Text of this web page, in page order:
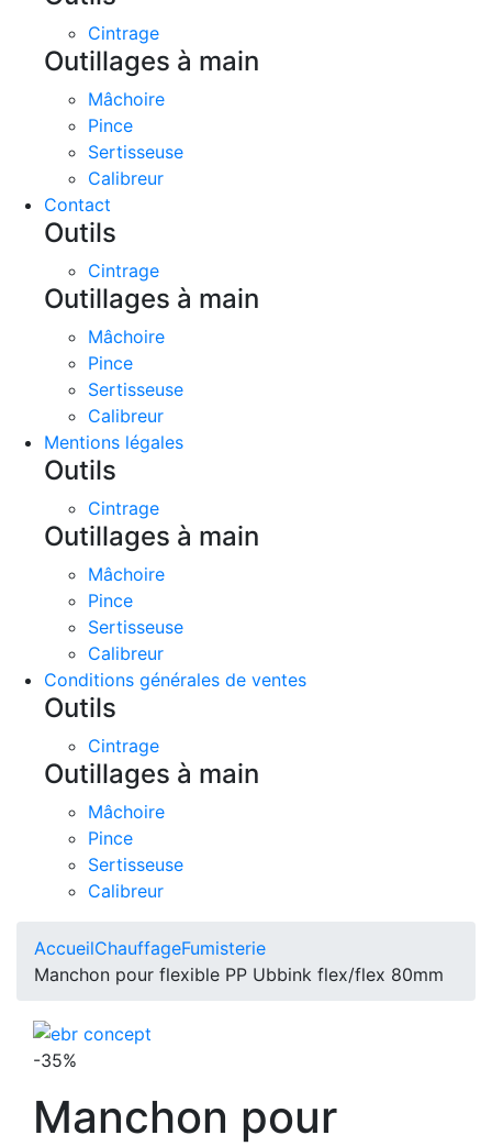
Cintrage
Outillages à main
Mâchoire
Pince
Sertisseuse
Calibreur
Contact
Outils
Cintrage
Outillages à main
Mâchoire
Pince
Sertisseuse
Calibreur
Mentions légales
Outils
Cintrage
Outillages à main
Mâchoire
Pince
Sertisseuse
Calibreur
Conditions générales de ventes
Outils
Cintrage
Outillages à main
Mâchoire
Pince
Sertisseuse
Calibreur
AccueilChauffageFumisterie
Manchon pour flexible PP Ubbink flex/flex 80mm
-35%
Manchon pour